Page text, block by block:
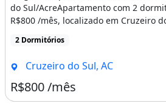
do Sul/AcreApartamento com 2
R$800 /mês, localizado em Cruzeiro
2 Dormitórios
Cruzeiro do Sul, AC
R$800 /mês